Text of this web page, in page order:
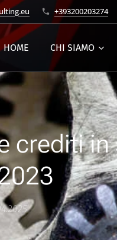
+393200203274
HOME CHI SIAMO
crediti in